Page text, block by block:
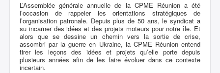
L’Assemblée générale annuelle de la CPME Réunion a été
l’occasion de rappeler les orientations stratégiques de
l’organisation patronale. Depuis plus de 50 ans, le syndicat a
su incarner des idées et des projets moteurs pour notre île. Et
alors que se dessine un chemin vers la sortie de crise,
assombri par la guerre en Ukraine, la CPME Réunion entend
tirer les leçons des idées et projets qu’elle porte depuis
plusieurs années afin de les faire évoluer dans ce contexte
incertain.